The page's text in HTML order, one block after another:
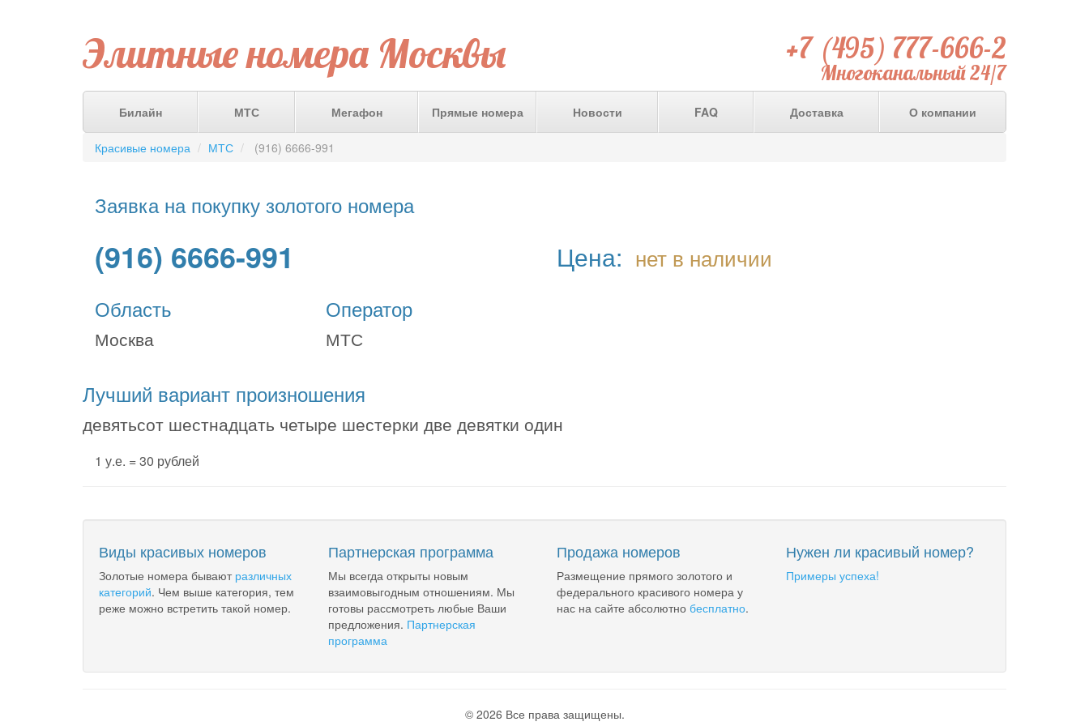
Элитные номера Москвы +7 (495) 777-666-2
Многоканальный 24/7
Билайн МТС Мегафон Прямые номера Новости FAQ Доставка О компании
Красивые номера МТС (916) 6666-991
Заявка на покупку золотого номера
(916) 6666-991 Цена: нет в наличии
Область
Москва
Оператор
МТС
Лучший вариант произношения
девятьсот шестнадцать четыре шестерки две девятки один
1 у.е. = 30 рублей
Виды красивых номеров
Золотые номера бывают различных
категорий. Чем выше категория, тем
реже можно встретить такой номер.
Партнерская программа
Мы всегда открыты новым
взаимовыгодным отношениям. Мы
готовы рассмотреть любые Ваши
предложения. Партнерская
программа
Продажа номеров
Размещение прямого золотого и
федерального красивого номера у
нас на сайте абсолютно бесплатно.
Нужен ли красивый номер?
Примеры успеха!
© 2026 Все права защищены.